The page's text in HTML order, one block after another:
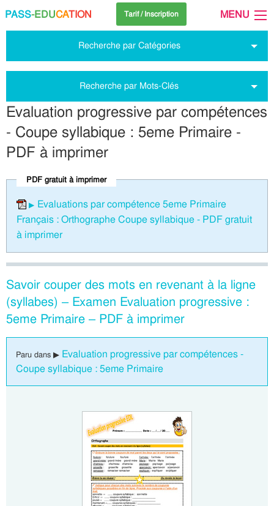
PASS-EDUCATION Tarif / Inscription MENU
Recherche par Catégories
Recherche par Mots-Clés
Evaluation progressive par compétences
- Coupe syllabique : 5eme Primaire -
PDF à imprimer
PDF gratuit à imprimer
Evaluations par compétence 5eme Primaire
Français : Orthographe Coupe syllabique - PDF gratuit
à imprimer
Savoir couper des mots en revenant à la ligne
(syllabes) – Examen Evaluation progressive :
5eme Primaire – PDF à imprimer
Paru dans ▶ Evaluation progressive par compétences -
Coupe syllabique : 5eme Primaire